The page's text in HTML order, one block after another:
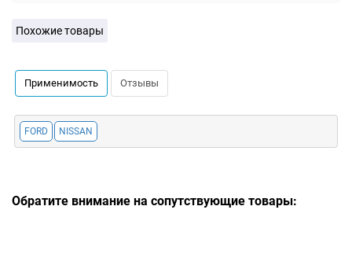
Похожие товары
Применимость Отзывы
FORD NISSAN
Обратите внимание на сопутствующие товары: